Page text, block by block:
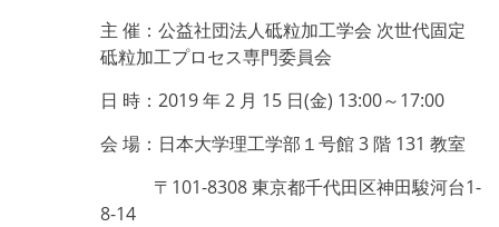
主 催：公益社団法人砥粒加工学会 次世代固定
砥粒加工プロセス専門委員会
日 時：2019 年 2 月 15 日(金) 13:00～17:00
会 場：日本大学理工学部１号館 3 階 131 教室
〒101-8308 東京都千代田区神田駿河台1-
8-14